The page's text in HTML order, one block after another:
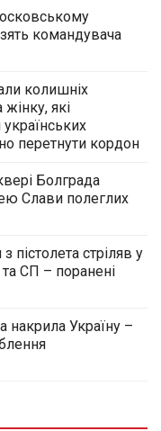
командувача
колишніх
які
перетнути кордон
Болграда
Слави полеглих
пістолета стріляв у
СП – поранені
накрила Україну –